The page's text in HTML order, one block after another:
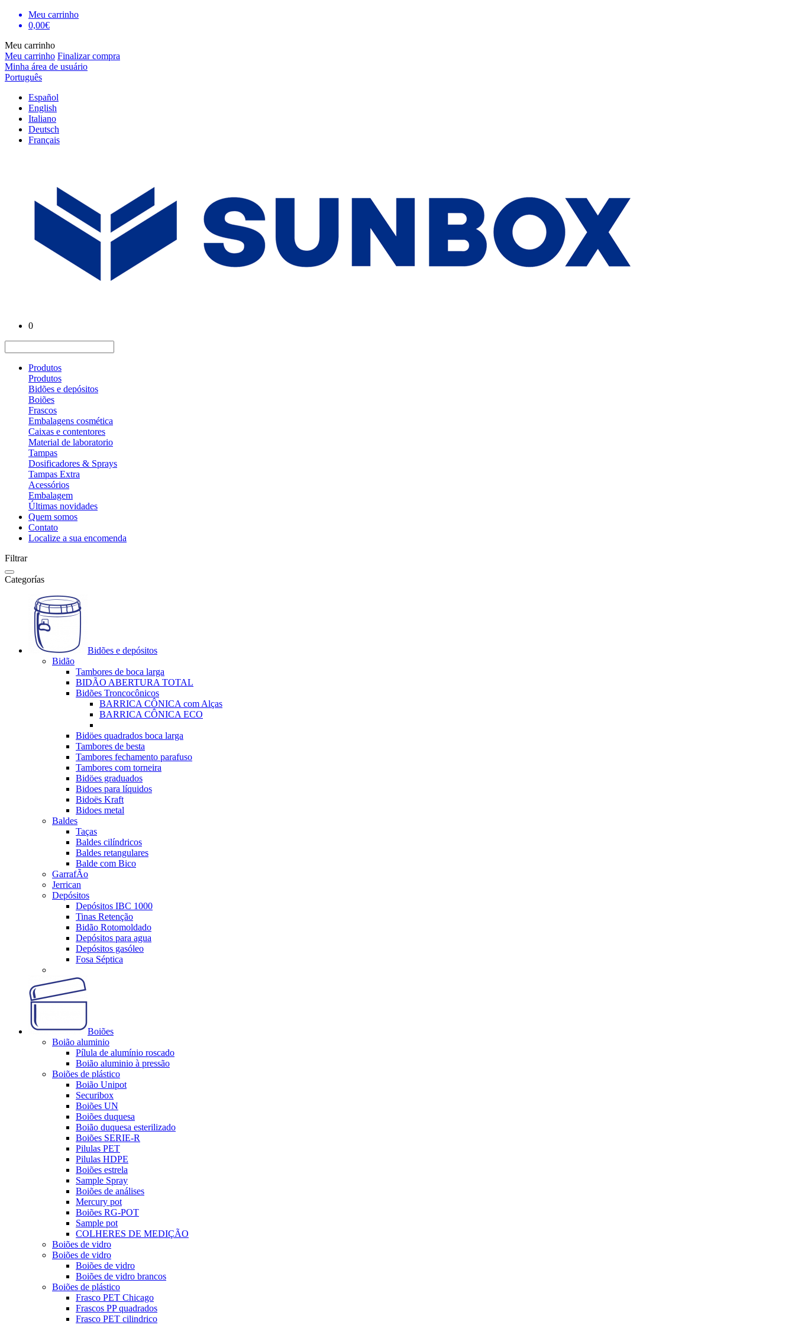
Meu carrinho
0,00€
Meu carrinho
Meu carrinho Finalizar compra
Minha área de usuário
Português
Español
English
Italiano
Deutsch
Français
0
Produtos
Produtos
Bidões e depósitos
Boiões
Frascos
Embalagens cosmética
Caixas e contentores
Material de laboratorio
Tampas
Dosificadores & Sprays
Tampas Extra
Acessórios
Embalagem
Últimas novidades
Quem somos
Contato
Localize a sua encomenda
Filtrar
Categorías
Bidões e depósitos
Bidão
Tambores de boca larga
BIDÃO ABERTURA TOTAL
Bidões Troncocônicos
BARRICA CÔNICA com Alças
BARRICA CÔNICA ECO
Bidöes quadrados boca larga
Tambores de besta
Tambores fechamento parafuso
Tambores com torneira
Bidöes graduados
Bidoes para líquidos
Bidoës Kraft
Bidoes metal
Baldes
Taças
Baldes cilíndricos
Baldes retangulares
Balde com Bico
GarrafÃo
Jerrican
Depósitos
Depósitos IBC 1000
Tinas Retenção
Bidão Rotomoldado
Depósitos para agua
Depósitos gasóleo
Fosa Séptica
Boiões
Boião aluminio
Pílula de alumínio roscado
Boião aluminio à pressão
Boiões de plástico
Boião Unipot
Securibox
Boiões UN
Boiões duquesa
Boião duquesa esterilizado
Boiões SERIE-R
Pilulas PET
Pilulas HDPE
Boiões estrela
Sample Spray
Boiões de análises
Mercury pot
Boiões RG-POT
Sample pot
COLHERES DE MEDIÇÃO
Boiões de vidro
Boiões de vidro
Boiões de vidro
Boiões de vidro brancos
Boiões de plástico
Frasco PET Chicago
Frascos PP quadrados
Frasco PET cilindrico